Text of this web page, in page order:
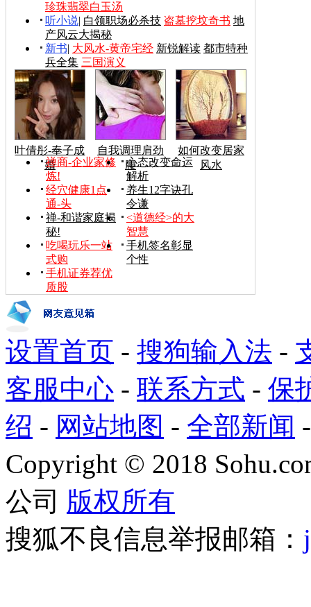
珍珠翡翠白玉汤
听小说| 白领职场必杀技 盗墓挖坟奇书 地
产风云大揭秘
新书| 大风水-黄帝宅经 新锐解读 都市特种
兵全集 三国演义
叶倩彤-奉子成
婚
自我调理肩劲
腰
如何改变居家
风水
禅商-企业家修
炼!
心态改变命运
解析
经穴健康1点
通-头
养生12字诀孔
令谦
禅-和谐家庭揭
秘!
<道德经>的大
智慧
吃喝玩乐一站
式购
手机签名彰显
个性
手机证券荐优
质股
设置首页 - 搜狗输入法 -
客服中心 - 联系方式 - 保
绍 - 网站地图 - 全部新闻
Copyright © 2018
公司 版权所有
搜狐不良信息举报邮箱：